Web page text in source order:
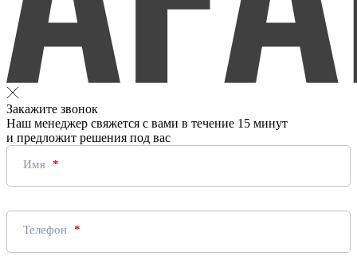
Закажите звонок
Наш менеджер свяжется с вами в течение 15 минут
и предложит решения под вас
Имя
Телефон